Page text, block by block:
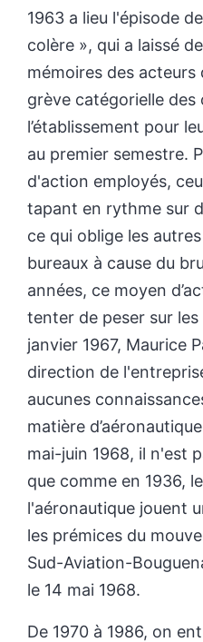
1963 a lieu l'épisode
colère », qui a laissé
mémoires des acteurs
grève catégorielle des
l’établissement pour
au premier semestre.
d'action employés,
tapant en rythme sur
ce qui oblige les
bureaux à cause du
années, ce moyen
tenter de peser sur
janvier 1967, Maurice
direction de
aucunes
matière
mai-juin 1968, il n'est
que comme en 1936,
l'aéronautique jouent
les prémices du
Sud-Aviation-
le 14 mai 1968.
De 1970 à 1986, on